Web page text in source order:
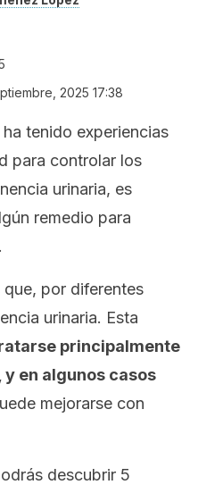
2025 17:38
tenido experiencias
para controlar los
urinaria, es
remedio para
que, por diferentes
urinaria. Esta
principalmente
en algunos casos
mejorarse con
descubrir 5